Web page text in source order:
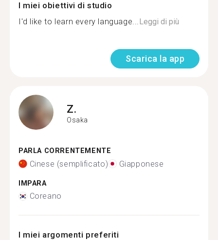
I miei obiettivi di studio
I'd like to learn every language...Leggi di più
Scarica la app
Z.
Osaka
PARLA CORRENTEMENTE
Cinese (semplificato) Giapponese
IMPARA
Coreano
I miei argomenti preferiti